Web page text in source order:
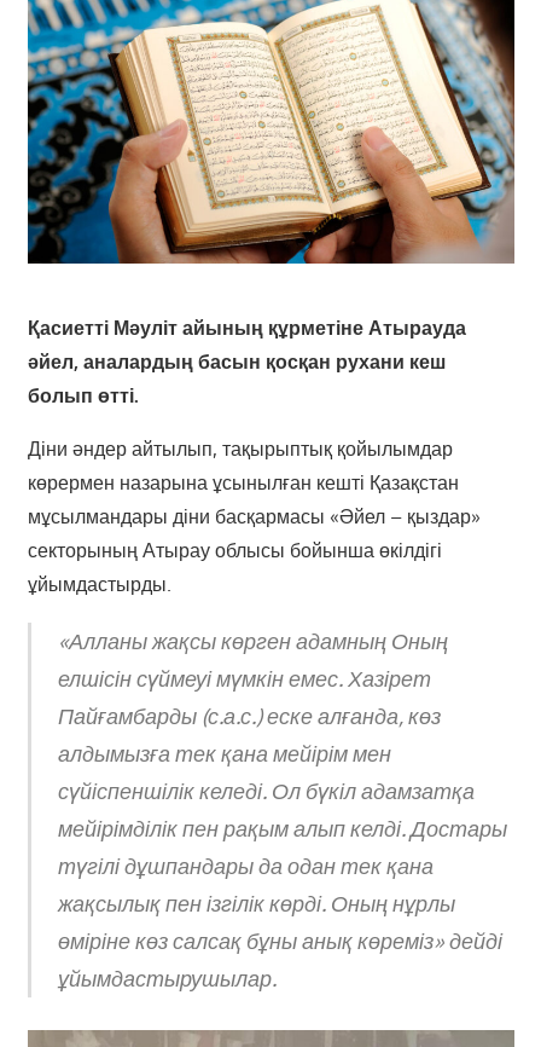
Қасиетті Мәуліт айының құрметіне Атырауда
әйел, аналардың басын қосқан рухани кеш
болып өтті.
Діни әндер айтылып, тақырыптық қойылымдар
көрермен назарына ұсынылған кешті Қазақстан
мұсылмандары діни басқармасы «Әйел – қыздар»
секторының Атырау облысы бойынша өкілдігі
ұйымдастырды.
«Алланы жақсы көрген адамның Оның
елшісін сүймеуі мүмкін емес. Хазірет
Пайғамбарды (с.а.с.) еске алғанда, көз
алдымызға тек қана мейірім мен
сүйіспеншілік келеді. Ол бүкіл адамзатқа
мейірімділік пен рақым алып келді. Достары
түгілі дұшпандары да одан тек қана
жақсылық пен ізгілік көрді. Оның нұрлы
өміріне көз салсақ бұны анық көреміз» дейді
ұйымдастырушылар.